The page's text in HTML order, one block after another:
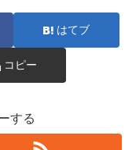
はてブ
コピー
する